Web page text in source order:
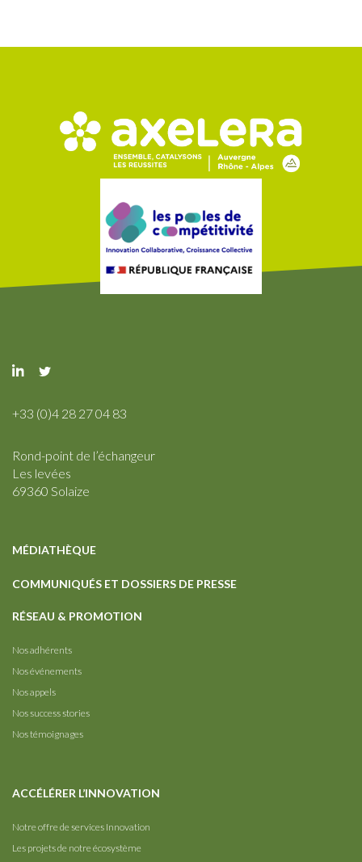
+33 (0)4 28 27 04 83
Rond-point de l’échangeur
Les levées
69360 Solaize
MÉDIATHÈQUE
COMMUNIQUÉS ET DOSSIERS DE PRESSE
RÉSEAU & PROMOTION
Nos adhérents
Nos événements
Nos appels
Nos success stories
Nos témoignages
ACCÉLÉRER L’INNOVATION
Notre offre de services Innovation
Les projets de notre écosystème